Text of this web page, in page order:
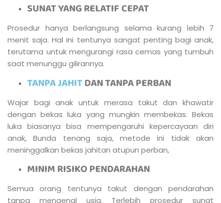
SUNAT YANG RELATIF CEPAT
Prosedur hanya berlangsung selama kurang lebih 7
menit saja. Hal ini tentunya sangat penting bagi anak,
terutama untuk mengurangi rasa cemas yang tumbuh
saat menunggu gilirannya.
TANPA JAHITDAN TANPA PERBAN
Wajar bagi anak untuk merasa takut dan khawatir
dengan bekas luka yang mungkin membekas. Bekas
luka biasanya bisa mempengaruhi kepercayaan diri
anak, Bunda tenang saja, metode ini tidak akan
meninggalkan bekas jahitan atupun perban,
MINIM RISIKO PENDARAHAN
Semua orang tentunya takut dengan pendarahan
tanpa mengenal usia. Terlebih prosedur sunat